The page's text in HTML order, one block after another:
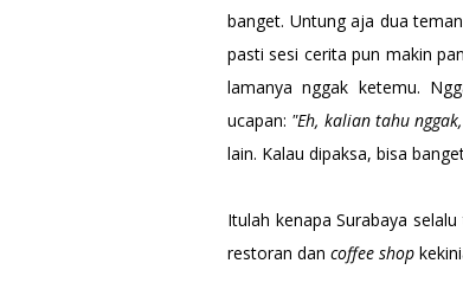
banget. Untung aja dua
pasti sesi cerita pun makin
lamanya nggak ketemu.
ucapan: "Eh, kalian tahu
lain. Kalau dipaksa, bisa
Itulah kenapa Surabaya
restoran dan coffee shop